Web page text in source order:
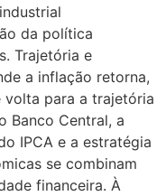
da política
Trajetória e
a inflação retorna,
volta para a trajetória
Banco Central, a
IPCA e a estratégia
se combinam
financeira. À